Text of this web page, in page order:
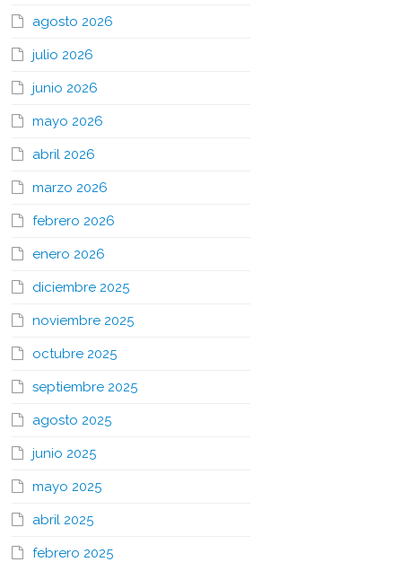
agosto 2026
julio 2026
junio 2026
mayo 2026
abril 2026
marzo 2026
febrero 2026
enero 2026
diciembre 2025
noviembre 2025
octubre 2025
septiembre 2025
agosto 2025
junio 2025
mayo 2025
abril 2025
febrero 2025